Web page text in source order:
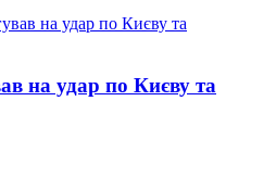
на удар по Києву та